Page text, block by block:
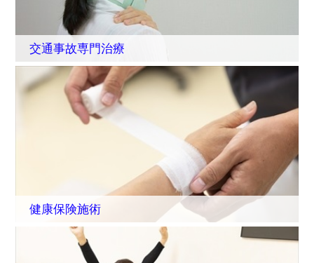
交通事故専門治療
健康保険施術